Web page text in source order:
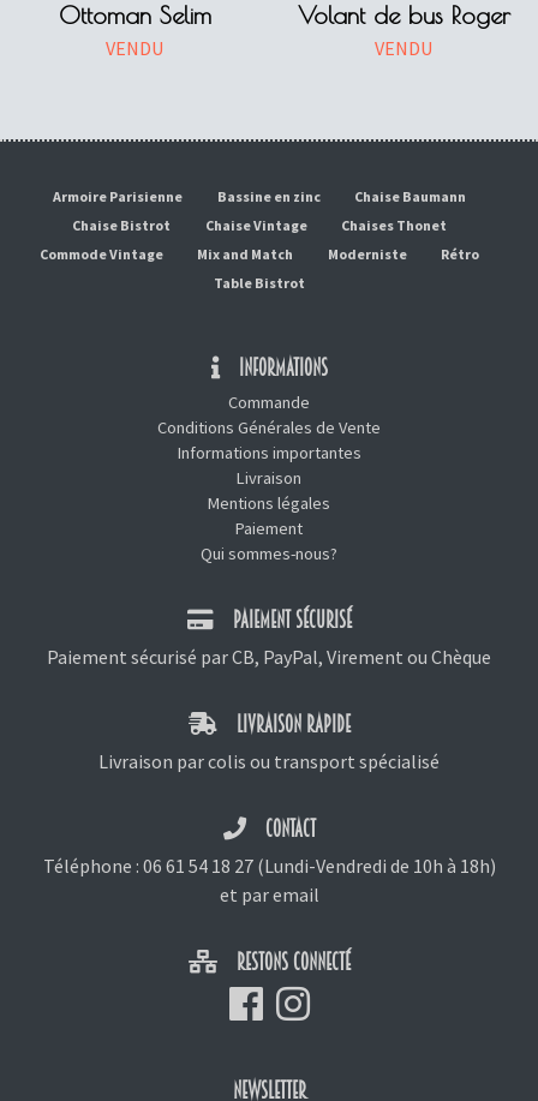
Ottoman Selim
VENDU
Volant de bus Roger
VENDU
Armoire Parisienne Bassine en zinc
Chaise Baumann
Chaise Bistrot
Chaise Vintage
Chaises Thonet
Commode Vintage
Mix and Match Moderniste
Rétro
Table Bistrot
INFORMATIONS
Commande
Conditions Générales de Vente
Informations importantes
Livraison
Mentions légales
Paiement
Qui sommes-nous?
PAIEMENT SÉCURISÉ
Paiement sécurisé par CB, PayPal, Virement ou Chèque
LIVRAISON RAPIDE
Livraison par colis ou transport spécialisé
CONTACT
Téléphone : 06 61 54 18 27(Lundi-Vendredi de 10h à 18h)
et par email
RESTONS CONNECTÉ
NEWSLETTER